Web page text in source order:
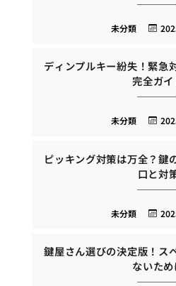
未分類
ディンプルキー紛失！緊急
完全ガイ
未分類
ピッキング対策は万全？鍵
口と対
未分類
鍵屋さん選びの決定版！ス
ないため